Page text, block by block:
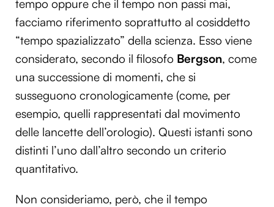
tempo oppure che il tempo non passi mai,
facciamo riferimento soprattutto al cosiddetto
“tempo spazializzato” della scienza. Esso viene
considerato, secondo il filosofo Bergson, come
una successione di momenti, che si
susseguono cronologicamente (come, per
esempio, quelli rappresentati dal movimento
delle lancette dell’orologio). Questi istanti sono
distinti l’uno dall’altro secondo un criterio
quantitativo.
Non consideriamo, però, che il tempo